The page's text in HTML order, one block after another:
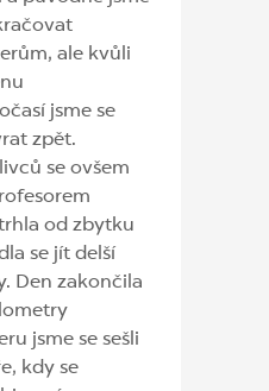
ale kvůli
jsme se
zpět.
se ovšem
od zbytku
se jít delší
Den zakončila
jsme se sešli
kdy se